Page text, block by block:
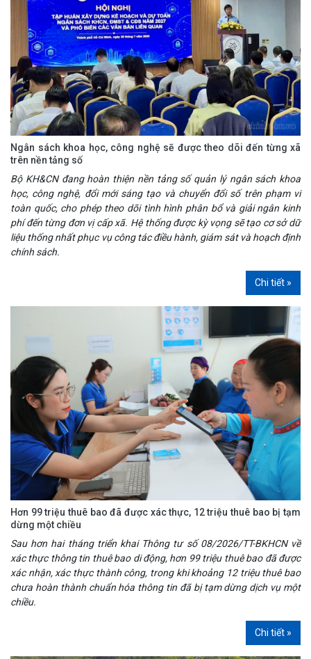
Ngân sách khoa học, công nghệ sẽ được theo dõi đến từng xã
trên nền tảng số
Bộ KH&CN đang hoàn thiện nền tảng số quản lý ngân sách khoa
học, công nghệ, đổi mới sáng tạo và chuyển đổi số trên phạm vi
toàn quốc, cho phép theo dõi tình hình phân bổ và giải ngân kinh
phí đến từng đơn vị cấp xã. Hệ thống được kỳ vọng sẽ tạo cơ sở dữ
liệu thống nhất phục vụ công tác điều hành, giám sát và hoạch định
chính sách.
Chi tiết »
Hơn 99 triệu thuê bao đã được xác thực, 12 triệu thuê bao bị tạm
dừng một chiều
Sau hơn hai tháng triển khai Thông tư số 08/2026/TT-BKHCN về
xác thực thông tin thuê bao di động, hơn 99 triệu thuê bao đã được
xác nhận, xác thực thành công, trong khi khoảng 12 triệu thuê bao
chưa hoàn thành chuẩn hóa thông tin đã bị tạm dừng dịch vụ một
chiều.
Chi tiết »